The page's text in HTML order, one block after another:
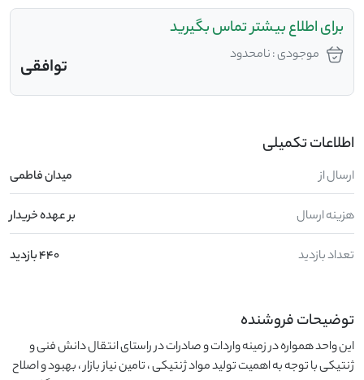
برای اطلاع بیشتر تماس بگیرید
موجودی : نامحدود توافقی
اطلاعات تکمیلی
ارسال از میدان فاطمی
هزینه ارسال بر عهده خریدار
تعداد بازدید 440 بازدید
توضیحات فروشنده